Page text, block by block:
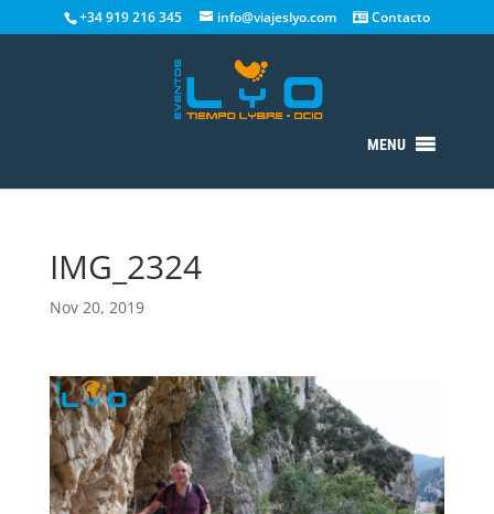
+34 919 216 345 info@viajeslyo.com Contacto
MENU
IMG_2324
Nov 20, 2019